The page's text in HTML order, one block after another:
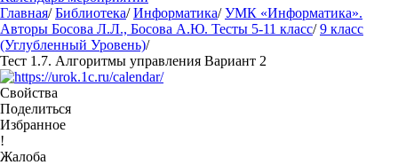
Главная/ Библиотека/ Информатика/ УМК «Информатика».
Авторы Босова Л.Л., Босова А.Ю. Тесты 5-11 класс/ 9 класс
(Углубленный Уровень)/
Тест 1.7. Алгоритмы управления Вариант 2
Свойства
Поделиться
Избранное
!
Жалоба